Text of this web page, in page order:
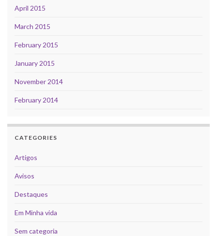
April 2015
March 2015
February 2015
January 2015
November 2014
February 2014
CATEGORIES
Artigos
Avisos
Destaques
Em Minha vida
Sem categoria